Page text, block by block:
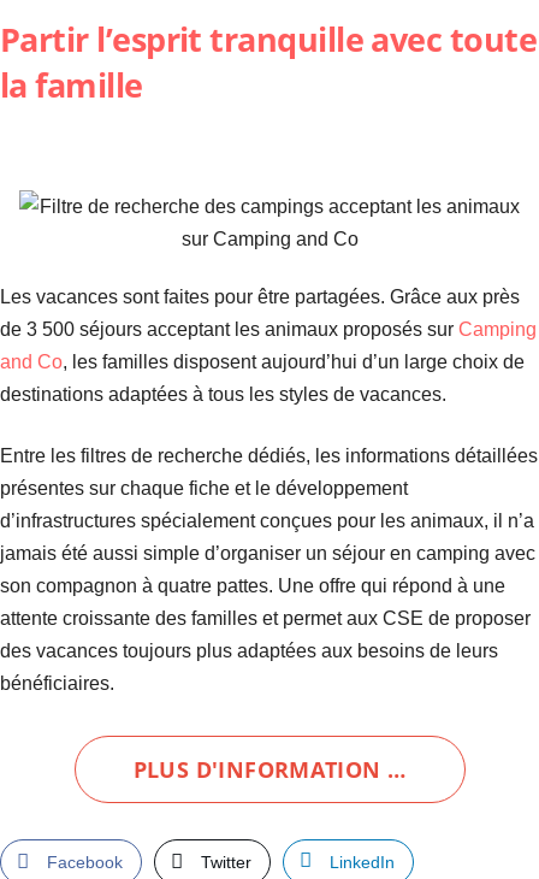
Partir l’esprit tranquille avec toute
la famille
Les vacances sont faites pour être partagées. Grâce aux près
de 3 500 séjours acceptant les animaux proposés sur Camping
and Co, les familles disposent aujourd’hui d’un large choix de
destinations adaptées à tous les styles de vacances.
Entre les filtres de recherche dédiés, les informations détaillées
présentes sur chaque fiche et le développement
d’infrastructures spécialement conçues pour les animaux, il n’a
jamais été aussi simple d’organiser un séjour en camping avec
son compagnon à quatre pattes. Une offre qui répond à une
attente croissante des familles et permet aux CSE de proposer
des vacances toujours plus adaptées aux besoins de leurs
bénéficiaires.
PLUS D'INFORMATION …
Facebook Twitter LinkedIn